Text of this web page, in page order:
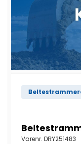
Varenr. DRY251483